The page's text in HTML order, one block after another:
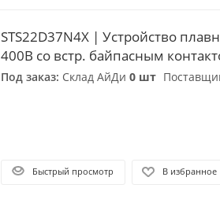
STS22D37N4X | Устройство
400В со встр. байпасным
Под заказ: Склад АйДи 0 шт
Быстрый просмотр В избранное